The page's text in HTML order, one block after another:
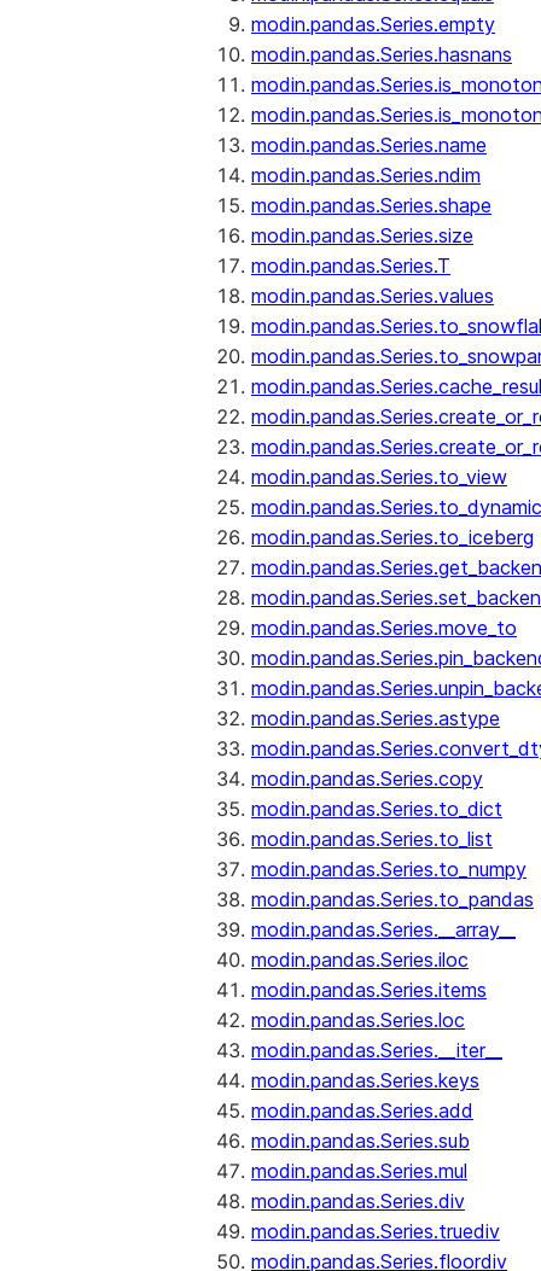
modin.pandas.Series.empty
modin.pandas.Series.hasnans
modin.pandas.Series.name
modin.pandas.Series.ndim
modin.pandas.Series.shape
modin.pandas.Series.size
modin.pandas.Series.T
modin.pandas.Series.values
modin.pandas.Series.to_view
modin.pandas.Series.to_iceberg
modin.pandas.Series.move_to
modin.pandas.Series.astype
modin.pandas.Series.copy
modin.pandas.Series.to_dict
modin.pandas.Series.to_list
modin.pandas.Series.to_numpy
modin.pandas.Series.to_pandas
modin.pandas.Series.__array__
modin.pandas.Series.iloc
modin.pandas.Series.items
modin.pandas.Series.loc
modin.pandas.Series.__iter__
modin.pandas.Series.keys
modin.pandas.Series.add
modin.pandas.Series.sub
modin.pandas.Series.mul
modin.pandas.Series.div
modin.pandas.Series.truediv
modin.pandas.Series.floordiv